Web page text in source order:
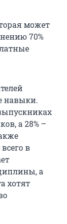
может
70%
навыки.
а 28% –
в
а
хотят